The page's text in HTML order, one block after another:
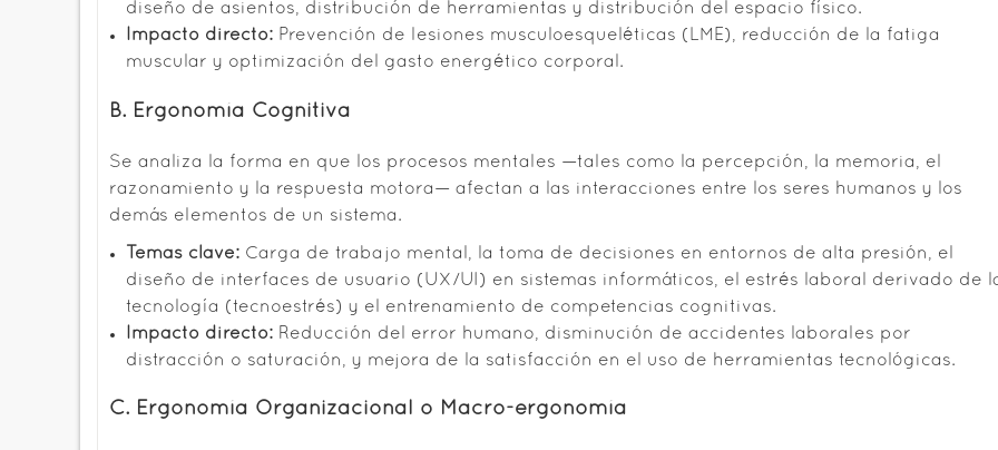
diseño de asientos, distribución de herramientas y distribución del espacio físico.
Impacto directo: Prevención de lesiones musculoesqueléticas (LME), reducción de la fatiga
muscular y optimización del gasto energético corporal.
B. Ergonomía Cognitiva
Se analiza la forma en que los procesos mentales —tales como la percepción, la memoria, el
razonamiento y la respuesta motora— afectan a las interacciones entre los seres humanos y los
demás elementos de un sistema.
Temas clave: Carga de trabajo mental, la toma de decisiones en entornos de alta presión, el
diseño de interfaces de usuario (UX/UI) en sistemas informáticos, el estrés laboral derivado de
tecnología (tecnoestrés) y el entrenamiento de competencias cognitivas.
Impacto directo: Reducción del error humano, disminución de accidentes laborales por
distracción o saturación, y mejora de la satisfacción en el uso de herramientas tecnológicas.
C. Ergonomía Organizacional o Macro-ergonomía